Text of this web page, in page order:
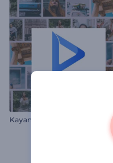
Kayan Fotoğraf Kareleri